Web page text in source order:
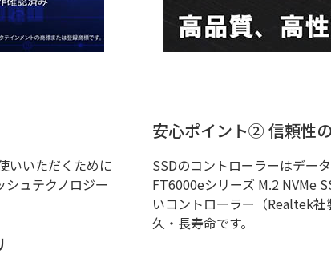
いいただくために
シュテクノロジー
安心ポイント② 信頼性
SSDのコントローラーはデー
FT6000eシリーズ M.2 NVMe
いコントローラー（Realtek
久・⻑寿命です。